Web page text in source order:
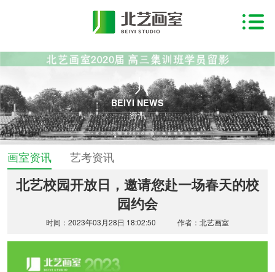
BEIYI NEWS
资讯
画室资讯 艺考资讯
北艺校园开放日，邀请您赴一场春天的校
园约会
时间：2023年03月28日 18:02:50 作者：北艺画室